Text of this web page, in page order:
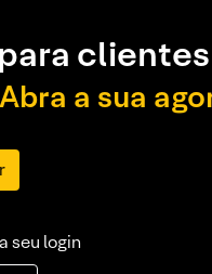
a sua
seu login